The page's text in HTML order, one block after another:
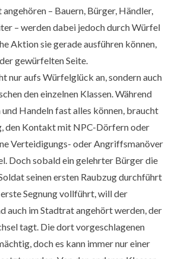
– Bauern, Bürger, Händler,
– werden dabei jedoch durch Würfel
Aktion sie gerade ausführen können,
gewürfelten Seite.
nur aufs Würfelglück an, sondern auch
den einzelnen Klassen. Während
und Handeln fast alles können, braucht
den Kontakt mit NPC-Dörfern oder
Verteidigungs- oder Angriffsmanöver
Doch sobald ein gelehrter Bürger die
seinen ersten Raubzug durchführt
Segnung vollführt, will der
auch im Stadtrat angehört werden, der
tagt. Die dort vorgeschlagenen
doch es kann immer nur einer